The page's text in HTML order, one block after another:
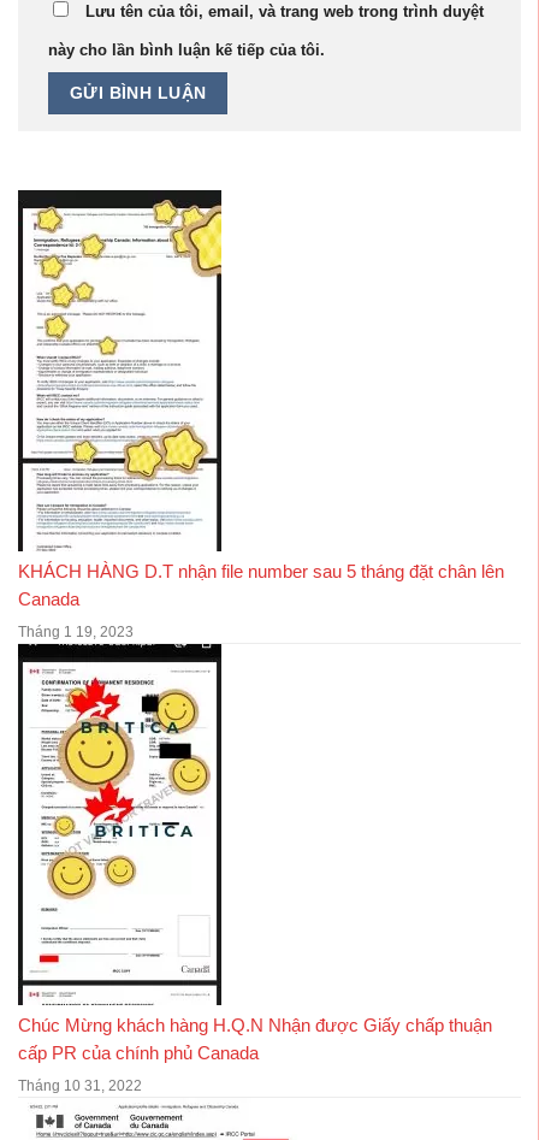
Lưu tên của tôi, email, và trang web trong trình duyệt
này cho lần bình luận kế tiếp của tôi.
KHÁCH HÀNG D.T nhận file number sau 5 tháng đặt chân lên
Canada
Tháng 1 19, 2023
Chúc Mừng khách hàng H.Q.N Nhận được Giấy chấp thuận
cấp PR của chính phủ Canada
Tháng 10 31, 2022